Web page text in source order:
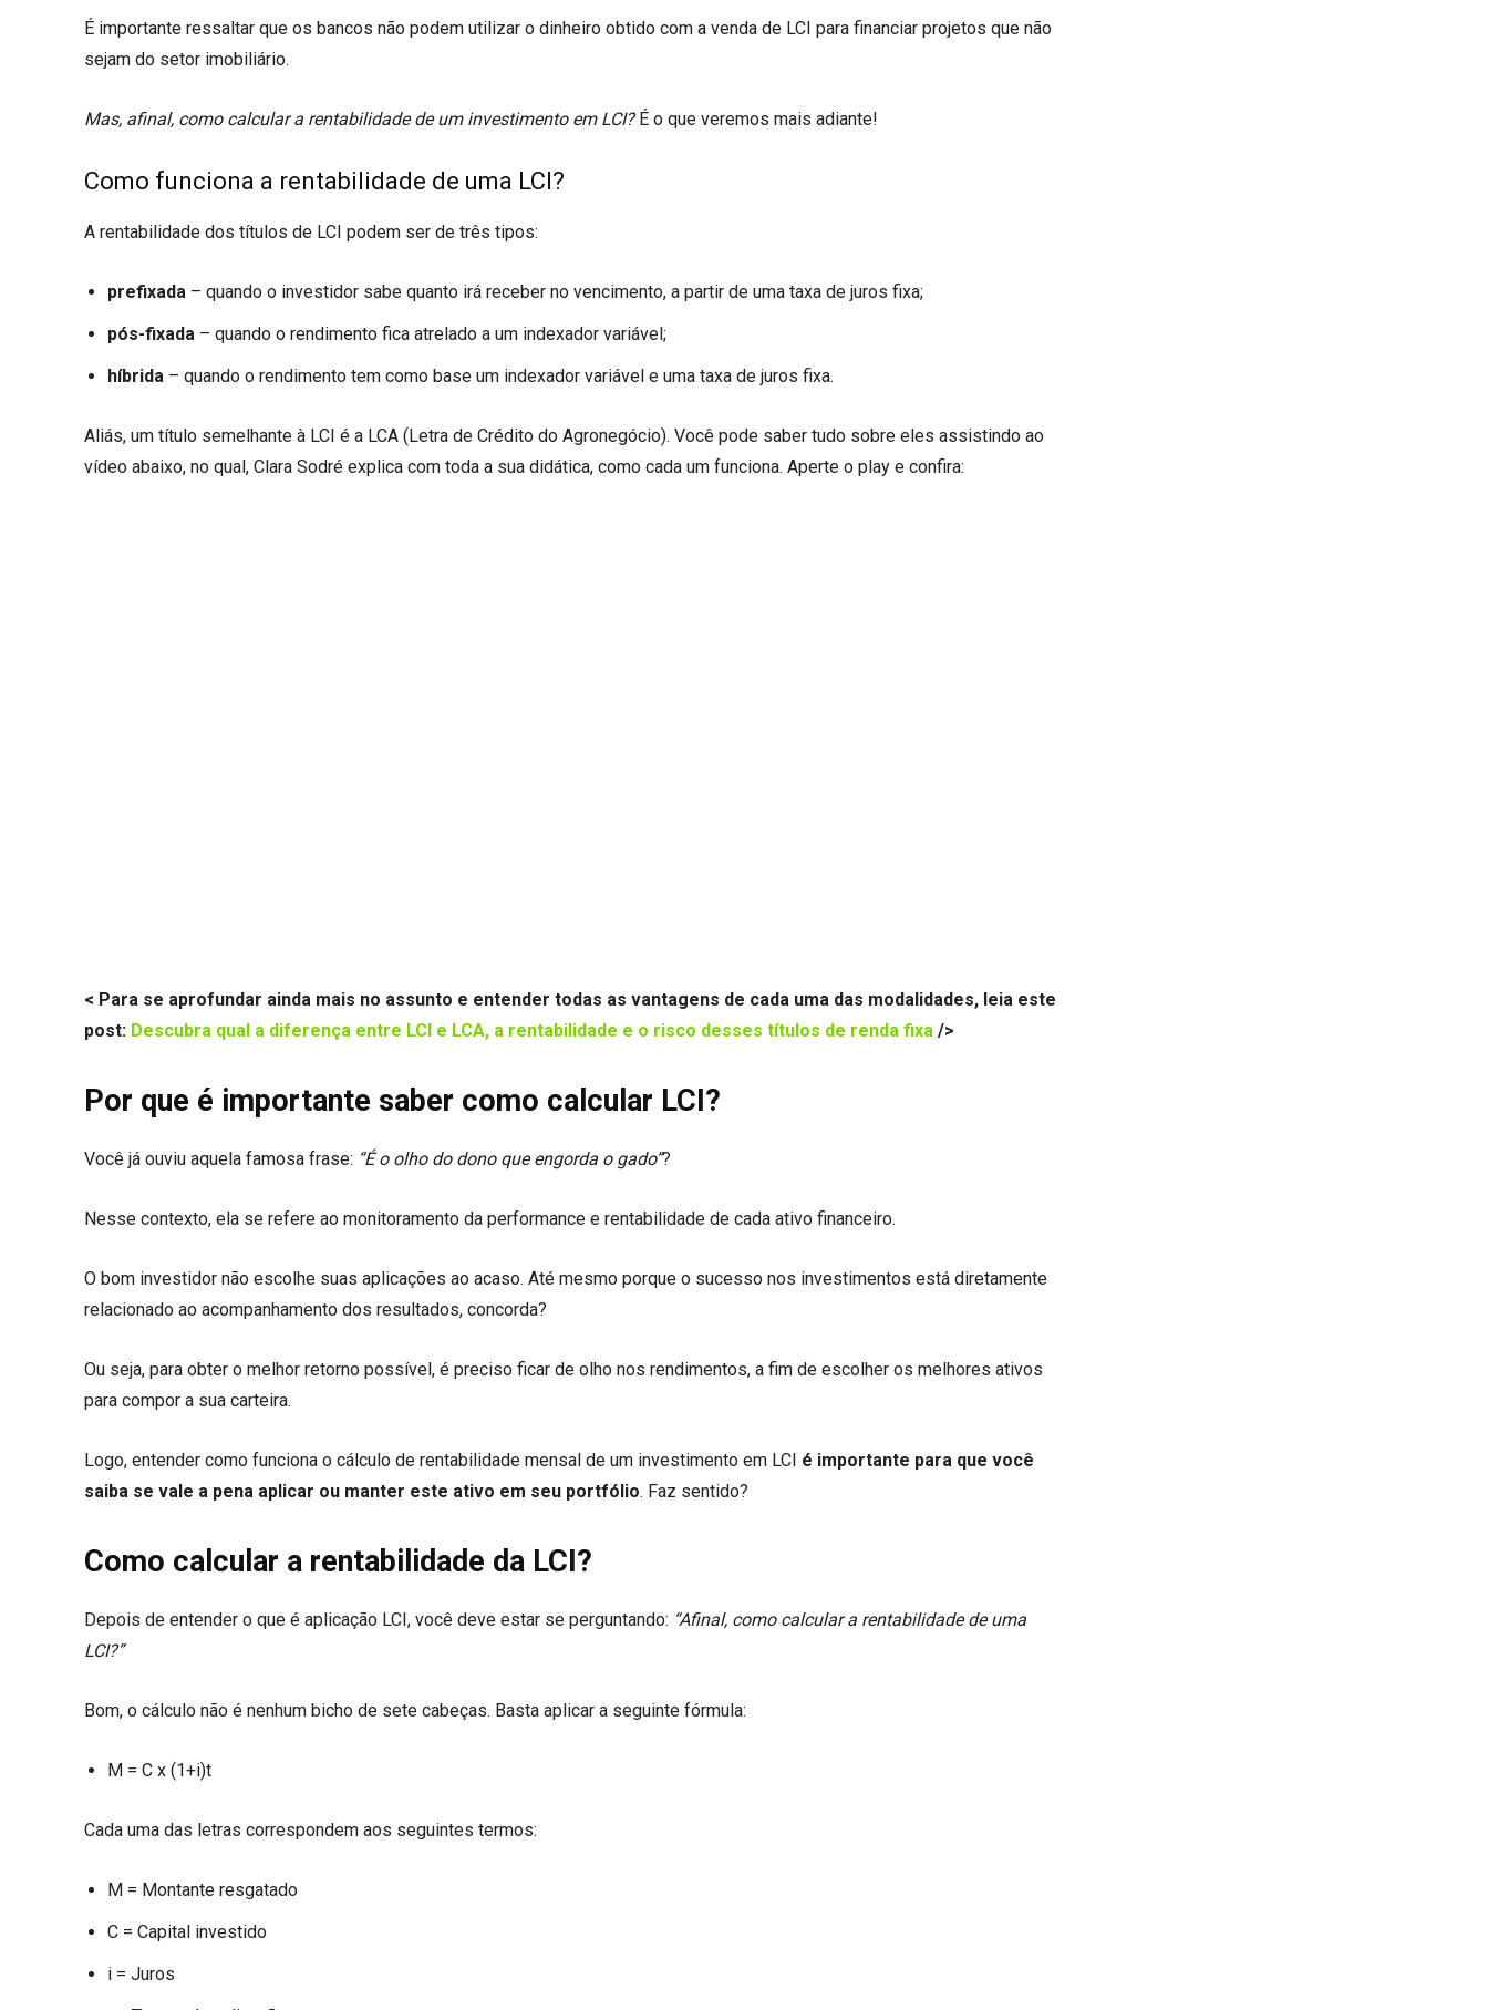
É importante ressaltar que os bancos não podem utilizar o dinheiro obtido com a venda de LCI para financiar projetos que não
sejam do setor imobiliário.
Mas, afinal, como calcular a rentabilidade de um investimento em LCI?É o que veremos mais adiante!
Como funciona a rentabilidade de uma LCI?
A rentabilidade dos títulos de LCI podem ser de três tipos:
prefixada – quando o investidor sabe quanto irá receber no vencimento, a partir de uma taxa de juros fixa;
pós-fixada – quando o rendimento fica atrelado a um indexador variável;
híbrida – quando o rendimento tem como base um indexador variável e uma taxa de juros fixa.
Aliás, um título semelhante à LCI é a LCA (Letra de Crédito do Agronegócio). Você pode saber tudo sobre eles assistindo ao
vídeo abaixo, no qual, Clara Sodré explica com toda a sua didática, como cada um funciona. Aperte o play e confira:
< Para se aprofundar ainda mais no assunto e entender todas as vantagens de cada uma das modalidades, leia este
post: Descubra qual a diferença entre LCI e LCA, a rentabilidade e o risco desses títulos de renda fixa />
Por que é importante saber como calcular LCI?
Você já ouviu aquela famosa frase: “É o olho do dono que engorda o gado”?
Nesse contexto, ela se refere ao monitoramento da performance e rentabilidade de cada ativo financeiro.
O bom investidor não escolhe suas aplicações ao acaso. Até mesmo porque o sucesso nos investimentos está diretamente
relacionado ao acompanhamento dos resultados, concorda?
Ou seja, para obter o melhor retorno possível, é preciso ficar de olho nos rendimentos, a fim de escolher os melhores ativos
para compor a sua carteira.
Logo, entender como funciona o cálculo de rentabilidade mensal de um investimento em LCI é importante para que você
saiba se vale a pena aplicar ou manter este ativo em seu portfólio. Faz sentido?
Como calcular a rentabilidade da LCI?
Depois de entender o que é aplicação LCI, você deve estar se perguntando: “Afinal, como calcular a rentabilidade de uma
LCI?”
Bom, o cálculo não é nenhum bicho de sete cabeças. Basta aplicar a seguinte fórmula:
M = C x (1+i)t
Cada uma das letras correspondem aos seguintes termos:
M = Montante resgatado
C = Capital investido
i = Juros